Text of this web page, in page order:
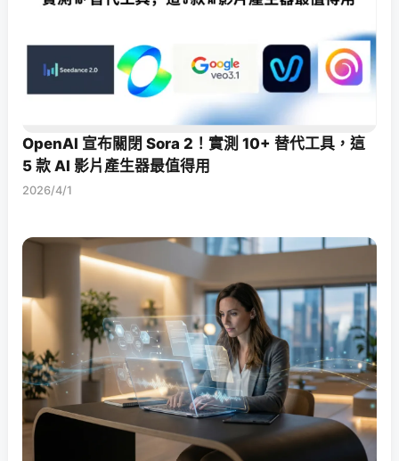
OpenAI 宣布關閉 Sora 2！實測 10+ 替代工具，這
5 款 AI 影片產生器最值得用
2026/4/1